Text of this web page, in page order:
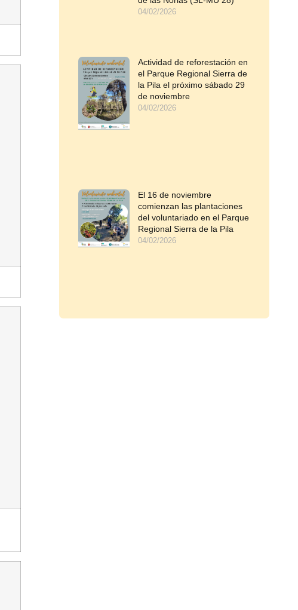
04/02/2026
Actividad de reforestación en
el Parque Regional Sierra de
la Pila el próximo sábado 29
de noviembre
04/02/2026
El 16 de noviembre
comienzan las plantaciones
del voluntariado en el Parque
Regional Sierra de la Pila
04/02/2026